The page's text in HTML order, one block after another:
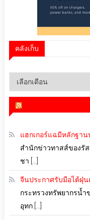
คลังเก็บ
คลัง
แฮกเกอร์แฉมีหลักฐา
สำนักข่าวทาสส์ของรั
ชา […]
จีนประกาศรับมือไต้ฝุ่
กระทรวงทรัพยากรน้
อุทก […]